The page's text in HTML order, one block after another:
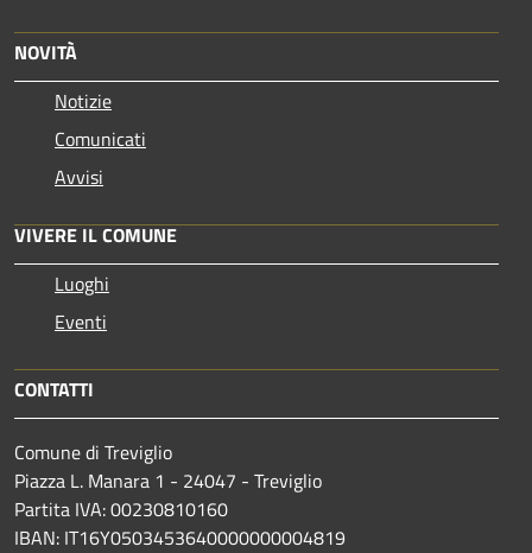
NOVITÀ
Notizie
Comunicati
Avvisi
VIVERE IL COMUNE
Luoghi
Eventi
CONTATTI
Comune di Treviglio
Piazza L. Manara 1 - 24047 - Treviglio
Partita IVA: 00230810160
IBAN: IT16Y0503453640000000004819